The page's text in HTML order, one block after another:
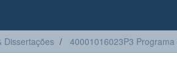
Dissertações 40001016023P3